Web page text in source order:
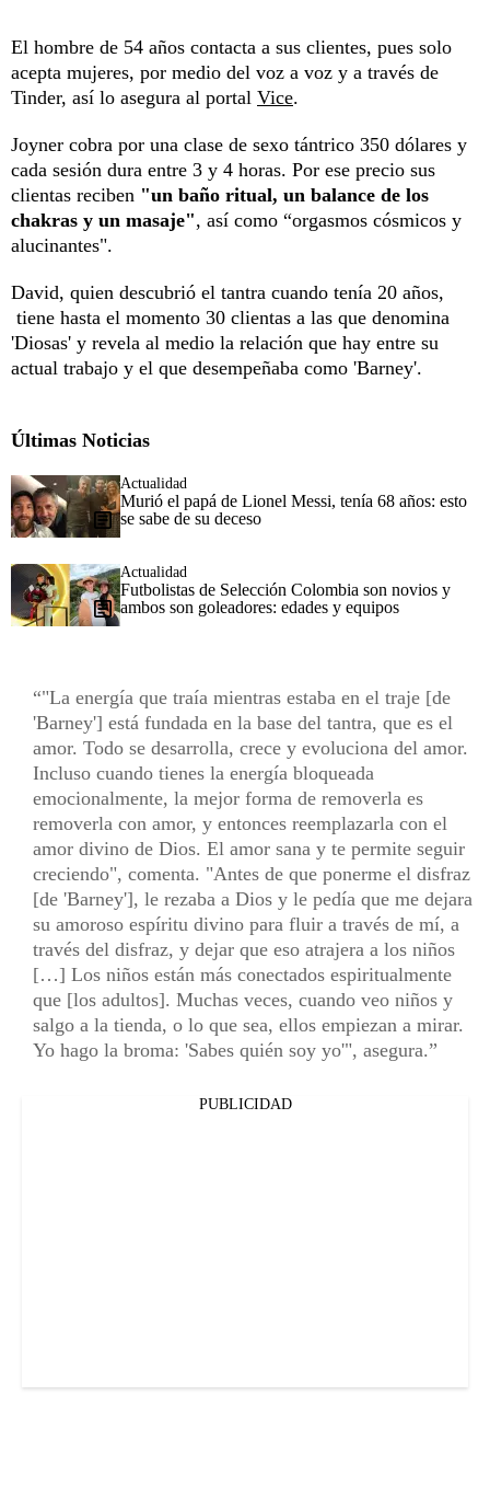
El hombre de 54 años contacta a sus clientes, pues solo
acepta mujeres, por medio del voz a voz y a través de
Tinder, así lo asegura al portal Vice.
Joyner cobra por una clase de sexo tántrico 350 dólares y
cada sesión dura entre 3 y 4 horas. Por ese precio sus
clientas reciben "un baño ritual, un balance de los
chakras y un masaje", así como “orgasmos cósmicos y
alucinantes".
David, quien descubrió el tantra cuando tenía 20 años,
tiene hasta el momento 30 clientas a las que denomina
'Diosas' y revela al medio la relación que hay entre su
actual trabajo y el que desempeñaba como 'Barney'.
Últimas Noticias
Actualidad
Murió el papá de Lionel Messi, tenía 68 años: esto
se sabe de su deceso
Actualidad
Futbolistas de Selección Colombia son novios y
ambos son goleadores: edades y equipos
"La energía que traía mientras estaba en el traje [de
'Barney'] está fundada en la base del tantra, que es el
amor. Todo se desarrolla, crece y evoluciona del amor.
Incluso cuando tienes la energía bloqueada
emocionalmente, la mejor forma de removerla es
removerla con amor, y entonces reemplazarla con el
amor divino de Dios. El amor sana y te permite seguir
creciendo", comenta. "Antes de que ponerme el disfraz
[de 'Barney'], le rezaba a Dios y le pedía que me dejara
su amoroso espíritu divino para fluir a través de mí, a
través del disfraz, y dejar que eso atrajera a los niños
[…] Los niños están más conectados espiritualmente
que [los adultos]. Muchas veces, cuando veo niños y
salgo a la tienda, o lo que sea, ellos empiezan a mirar.
Yo hago la broma: 'Sabes quién soy yo'", asegura.
PUBLICIDAD